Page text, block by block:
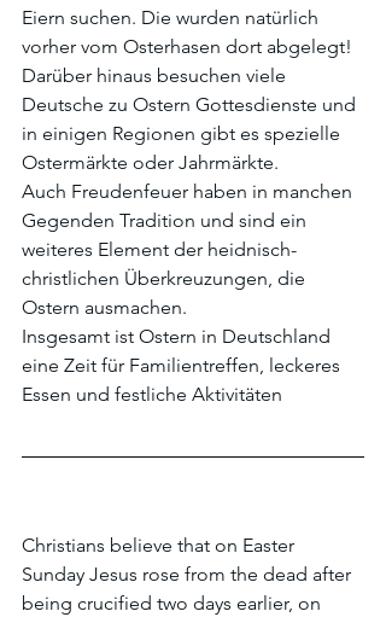
Eiern suchen. Die wurden natürlich
vorher vom Osterhasen dort abgelegt!
Darüber hinaus besuchen viele
Deutsche zu Ostern Gottesdienste und
in einigen Regionen gibt es spezielle
Ostermärkte oder Jahrmärkte.
Auch Freudenfeuer haben in manchen
Gegenden Tradition und sind ein
weiteres Element der heidnisch-
christlichen Überkreuzungen, die
Ostern ausmachen.
Insgesamt ist Ostern in Deutschland
eine Zeit für Familientreffen, leckeres
Essen und festliche Aktivitäten
Christians believe that on Easter
Sunday Jesus rose from the dead after
being crucified two days earlier, on